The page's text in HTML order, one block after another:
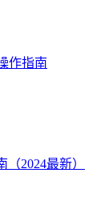
作指南
2024最新）